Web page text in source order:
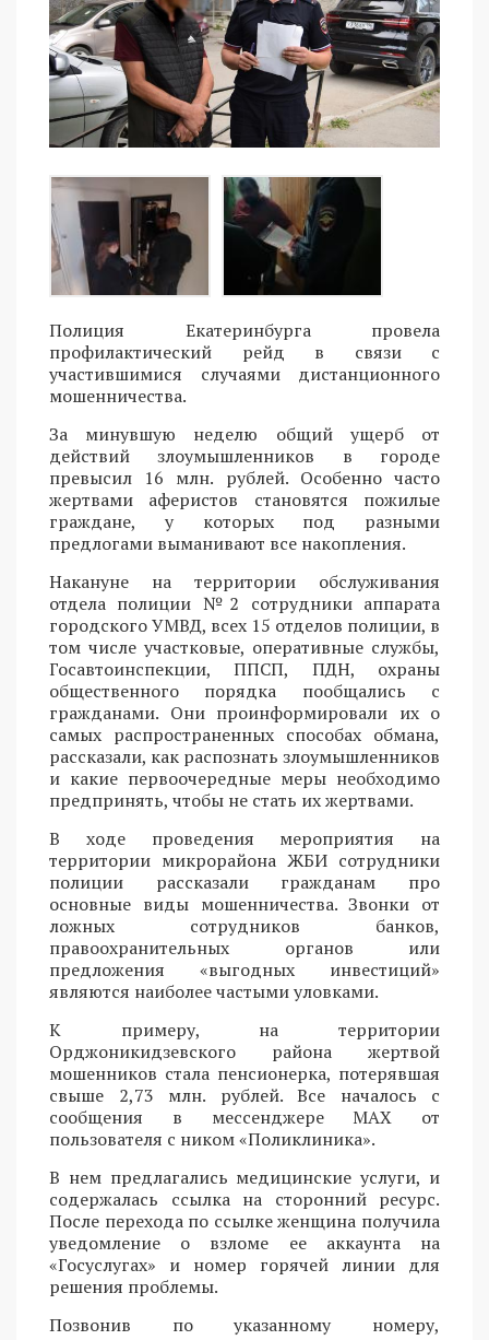
Полиция Екатеринбурга провела
профилактический рейд в связи с
участившимися случаями дистанционного
мошенничества.
За минувшую неделю общий ущерб от
действий злоумышленников в городе
превысил 16 млн. рублей. Особенно часто
жертвами аферистов становятся пожилые
граждане, у которых под разными
предлогами выманивают все накопления.
Накануне на территории обслуживания
отдела полиции №2 сотрудники аппарата
городского УМВД, всех 15 отделов полиции, в
том числе участковые, оперативные службы,
Госавтоинспекции, ППСП, ПДН, охраны
общественного порядка пообщались с
гражданами. Они проинформировали их о
самых распространенных способах обмана,
рассказали, как распознать злоумышленников
и какие первоочередные меры необходимо
предпринять, чтобы не стать их жертвами.
В ходе проведения мероприятия на
территории микрорайона ЖБИ сотрудники
полиции рассказали гражданам про
основные виды мошенничества. Звонки от
ложных сотрудников банков,
правоохранительных органов или
предложения «выгодных инвестиций»
являются наиболее частыми уловками.
К примеру, на территории
Орджоникидзевского района жертвой
мошенников стала пенсионерка, потерявшая
свыше 2,73 млн. рублей. Все началось с
сообщения в мессенджере MAX от
пользователя с ником «Поликлиника».
В нем предлагались медицинские услуги, и
содержалась ссылка на сторонний ресурс.
После перехода по ссылке женщина получила
уведомление о взломе ее аккаунта на
«Госуслугах» и номер горячей линии для
решения проблемы.
Позвонив по указанному номеру,